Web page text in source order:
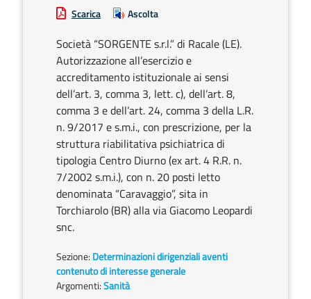
Scarica Ascolta
Società “SORGENTE s.r.l.” di Racale (LE).
Autorizzazione all’esercizio e
accreditamento istituzionale ai sensi
dell’art. 3, comma 3, lett. c), dell’art. 8,
comma 3 e dell’art. 24, comma 3 della L.R.
n. 9/2017 e s.m.i., con prescrizione, per la
struttura riabilitativa psichiatrica di
tipologia Centro Diurno (ex art. 4 R.R. n.
7/2002 s.m.i.), con n. 20 posti letto
denominata “Caravaggio”, sita in
Torchiarolo (BR) alla via Giacomo Leopardi
snc.
Sezione: Determinazioni dirigenziali aventi
contenuto di interesse generale
Argomenti:Sanità